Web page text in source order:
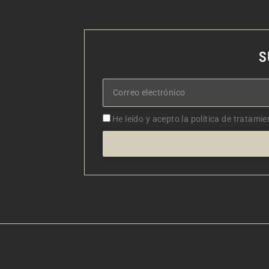
Correo
electrónico
Aceptacion
He leído y acepto la política de